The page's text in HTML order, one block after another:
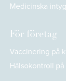
Medicinska intyg
För företag
Vaccinering på
Hälsokontroll